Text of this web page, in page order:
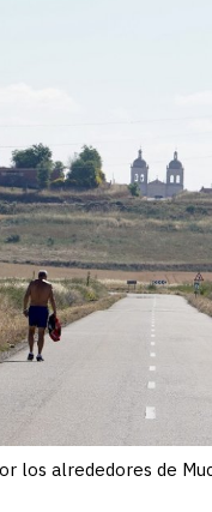
los alrededores de